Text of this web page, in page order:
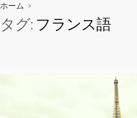
ホーム >
タグ: フランス語